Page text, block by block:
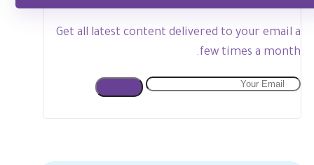
Get all latest content delivered to your email a
few times a month.